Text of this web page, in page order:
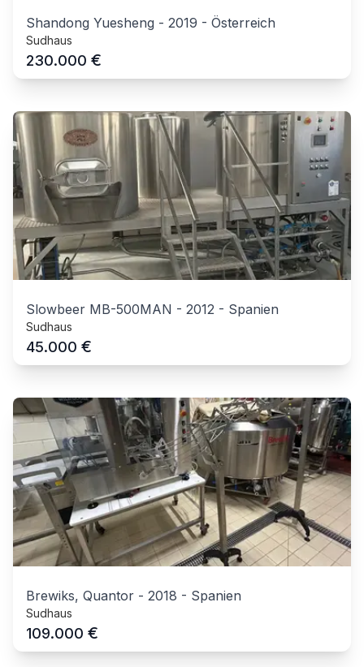
Shandong Yuesheng - 2019 - Österreich
Sudhaus
230.000 €
Slowbeer MB-500MAN - 2012 - Spanien
Sudhaus
45.000 €
Brewiks, Quantor - 2018 - Spanien
Sudhaus
109.000 €